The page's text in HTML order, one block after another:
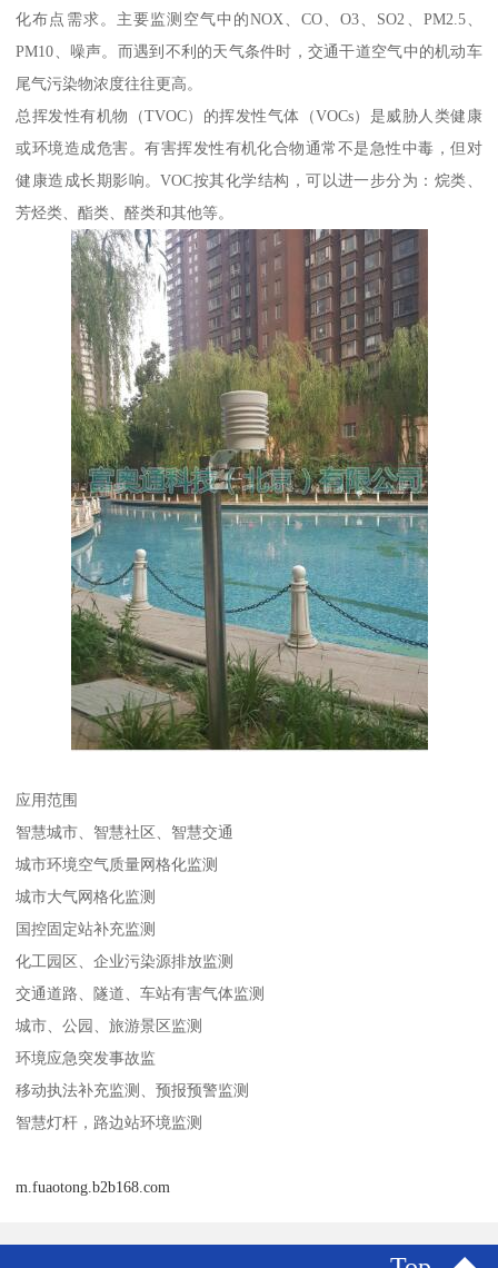
化布点需求。主要监测空气中的NOX、CO、O3、SO2、PM2.5、
PM10、噪声。而遇到不利的天气条件时，交通干道空气中的机动车
尾气污染物浓度往往更高。
总挥发性有机物（TVOC）的挥发性气体（VOCs）是威胁人类健康
或环境造成危害。有害挥发性有机化合物通常不是急性中毒，但对
健康造成长期影响。VOC按其化学结构，可以进一步分为：烷类、
芳烃类、酯类、醛类和其他等。
应用范围
智慧城市、智慧社区、智慧交通
城市环境空气质量网格化监测
城市大气网格化监测
国控固定站补充监测
化工园区、企业污染源排放监测
交通道路、隧道、车站有害气体监测
城市、公园、旅游景区监测
环境应急突发事故监
移动执法补充监测、预报预警监测
智慧灯杆，路边站环境监测
m.fuaotong.b2b168.com